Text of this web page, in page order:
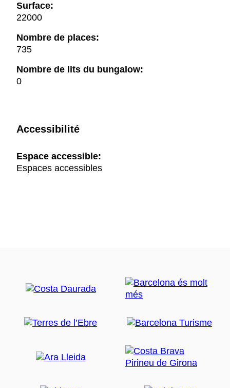
Surface:
22000
Nombre de places:
735
Nombre de lits du bungalow:
0
Accessibilité
Espace accessible:
Espaces accessibles